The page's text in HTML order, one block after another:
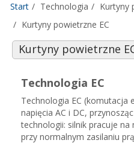
Start Technologia
Kurtyny
Kurtyny powietrzne EC
Kurtyny powietrzne
Technologia EC
Technologia EC (komutacja
napięcia AC i DC,
technologii: silnik pracuje na
przy normalnym zasilaniu